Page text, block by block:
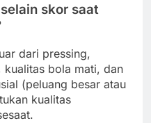
skor saat
dari pressing,
kualitas bola mati, dan
(peluang besar atau
kualitas